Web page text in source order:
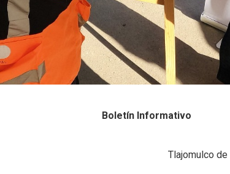
Boletín Informativo
Tlajomulco